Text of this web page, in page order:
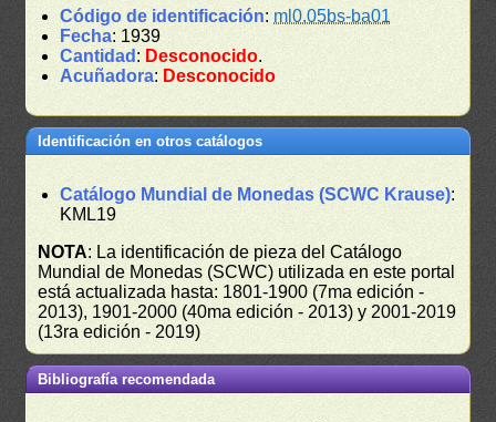
Código de identificación: ml0.05bs-ba01
Fecha: 1939
Cantidad : Desconocido.
Acuñadora: Desconocido
Identificación en otros catálogos
Catálogo Mundial de Monedas (SCWC Krause):
KML19
NOTA: La identificación de pieza del Catálogo
Mundial de Monedas (SCWC) utilizada en este portal
está actualizada hasta: 1801-1900 (7ma edición -
2013), 1901-2000 (40ma edición - 2013) y 2001-2019
(13ra edición - 2019)
Bibliografía recomendada